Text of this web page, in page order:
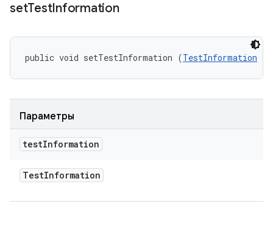
setTestInformation
public void setTestInformation (TestInformation
Параметры
testInformation
TestInformation